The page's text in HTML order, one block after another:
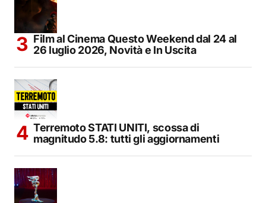
Film al Cinema Questo Weekend dal 24 al
26 luglio 2026, Novità e In Uscita
Terremoto STATI UNITI, scossa di
magnitudo 5.8: tutti gli aggiornamenti